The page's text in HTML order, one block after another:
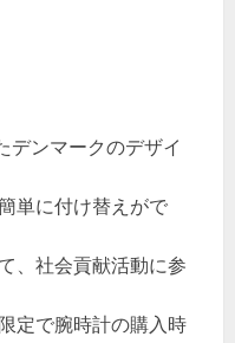
デンマークのデザイ
単に付け替えがで
、社会貢献活動に参
定で腕時計の購入時